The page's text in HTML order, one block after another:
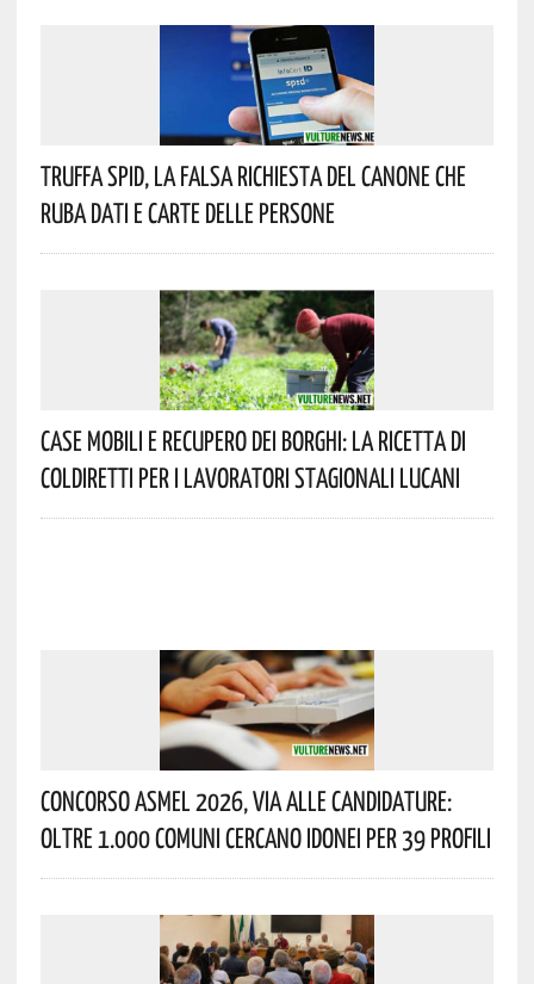
Truffa Spid, La Falsa Richiesta Del Canone Che
Ruba Dati E Carte Delle Persone
Case Mobili E Recupero Dei Borghi: La Ricetta Di
Coldiretti Per I Lavoratori Stagionali Lucani
Concorso Asmel 2026, Via Alle Candidature:
Oltre 1.000 Comuni Cercano Idonei Per 39 Profili